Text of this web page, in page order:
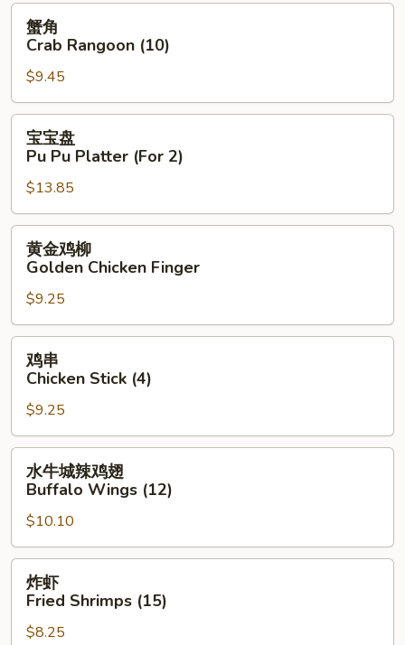
Wings
(4)
Crab
Rangoon
(10)
蟹角
Crab Rangoon (10)
$9.45
Pu
Pu
Platter
(For
宝宝盘
Pu Pu Platter (For 2)
$13.85
Golden
Chicken
Finger
黄金鸡柳
Golden Chicken Finger
$9.25
Chicken
Stick
(4)
鸡串
Chicken Stick (4)
$9.25
鸡
翅
Buffalo
Wings
(12)
水牛城辣鸡翅
Buffalo Wings (12)
$10.10
Fried
Shrimps
炸虾
Fried Shrimps (15)
$8.25